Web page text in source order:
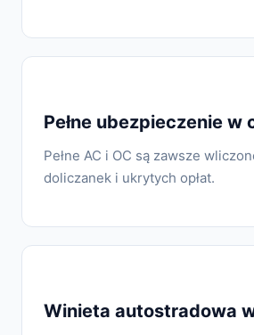
Pełne ubezpieczenie w
Pełne AC i OC są zawsze
doliczanek i ukrytych opłat.
Winieta autostradowa